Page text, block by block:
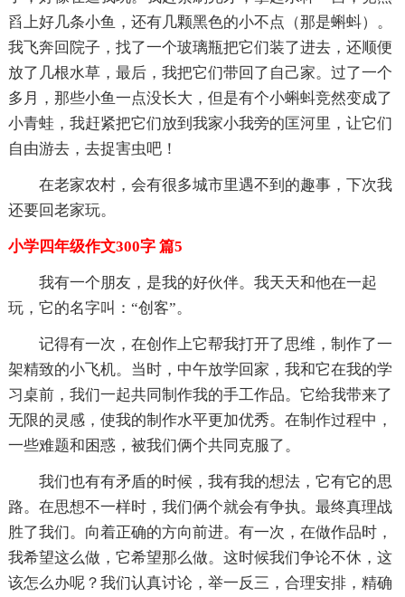
舀上好几条小鱼，还有几颗黑色的小不点（那是蝌蚪）。
我飞奔回院子，找了一个玻璃瓶把它们装了进去，还顺便
放了几根水草，最后，我把它们带回了自己家。过了一个
多月，那些小鱼一点没长大，但是有个小蝌蚪竞然变成了
小青蛙，我赶紧把它们放到我家小我旁的匡河里，让它们
自由游去，去捉害虫吧！
在老家农村，会有很多城市里遇不到的趣事，下次我
还要回老家玩。
小学四年级作文300字 篇5
我有一个朋友，是我的好伙伴。我天天和他在一起
玩，它的名字叫：“创客”。
记得有一次，在创作上它帮我打开了思维，制作了一
架精致的小飞机。当时，中午放学回家，我和它在我的学
习桌前，我们一起共同制作我的手工作品。它给我带来了
无限的灵感，使我的制作水平更加优秀。在制作过程中，
一些难题和困惑，被我们俩个共同克服了。
我们也有有矛盾的时候，我有我的想法，它有它的思
路。在思想不一样时，我们俩个就会有争执。最终真理战
胜了我们。向着正确的方向前进。有一次，在做作品时，
我希望这么做，它希望那么做。这时候我们争论不休，这
该怎么办呢？我们认真讨论，举一反三，合理安排，精确